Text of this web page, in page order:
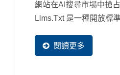
網站在AI搜尋市場中搶
Llms.txt 是一種開放標
閱讀更多